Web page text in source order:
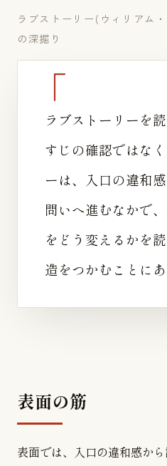
ラブストーリー(ウィリアム
の深掘り
ラブストーリーを
すじの確認ではな
ーは、入口の違和
問いへ進むなかで
をどう変えるかを
造をつかむことにあ
表面の筋
表面では、入口の違和感か